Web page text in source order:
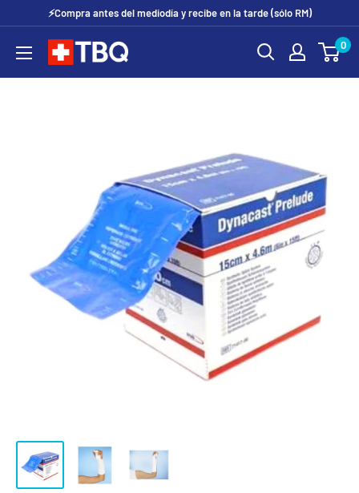
contenido
⚡Compra antes del mediodía y recibe en la tarde (sólo RM)
tubotiquin.cl 0